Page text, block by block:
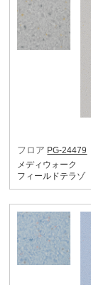
フロア PG-24479
メディウォーク
フィールドテラゾ